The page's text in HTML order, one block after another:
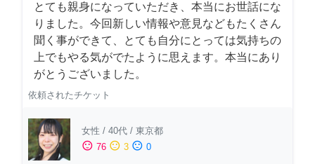
とても親身になっていただき、本当にお世話にな
りました。今回新しい情報や意見などもたくさん
聞く事ができて、とても自分にとっては気持ちの
上でもやる気がでたように思えます。本当にあり
がとうございました。
依頼されたチケット
女性 / 40代 / 東京都
sentiment_satisfied 76 sentiment_neutral 3 sentiment_dissatisfied 0